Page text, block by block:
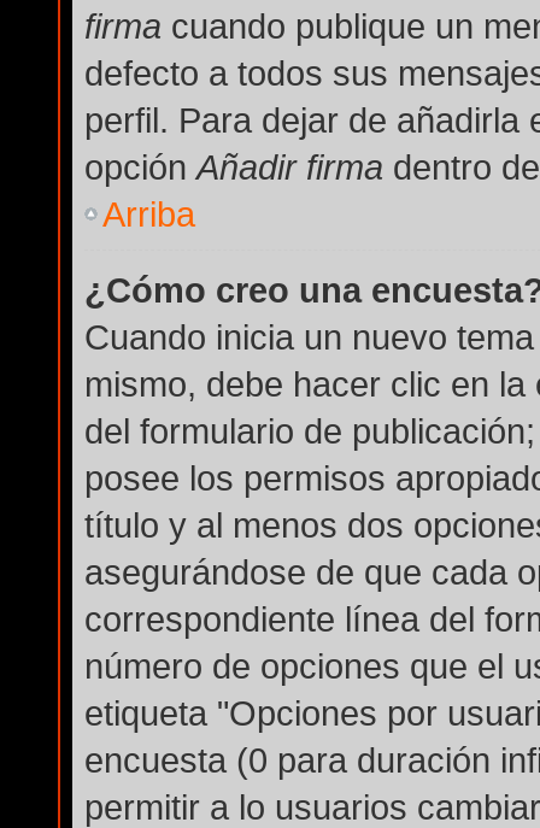
firma cuando publique un
defecto a todos sus
perfil. Para dejar de
opciónAñadir firma dentro
Arriba
¿Cómo creo una
Cuando inicia un nuevo
mismo, debe hacer clic en
del formulario de
posee los permisos
título y al menos dos
asegurándose de que cada
correspondiente línea del
número de opciones que el
etiqueta "Opciones por
encuesta (0 para duración
permitir a lo usuarios